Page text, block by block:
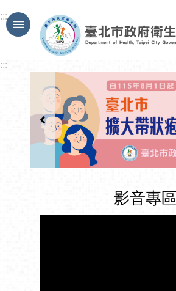
跳到主要內容區塊
:::
:::
影音專區